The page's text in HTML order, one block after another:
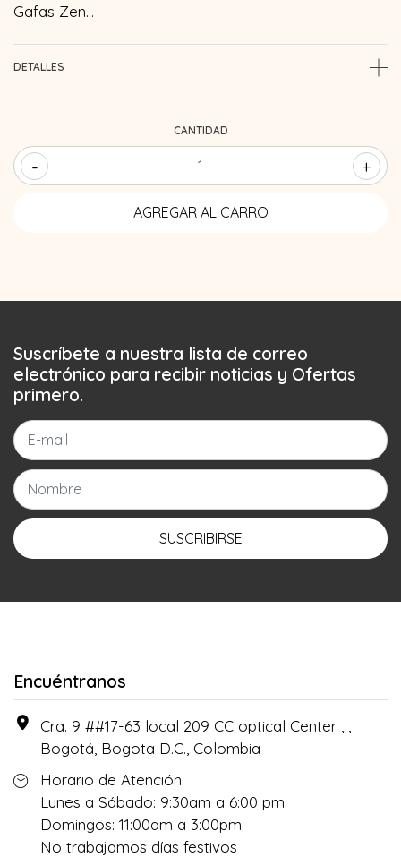
Gafas Zen…
DETALLES
CANTIDAD
- +
Suscríbete a nuestra lista de correo
electrónico para recibir noticias y Ofertas
primero.
SUSCRIBIRSE
Encuéntranos
Cra. 9 ##17-63 local 209 CC optical Center , ,
Bogotá, Bogota D.C., Colombia
Horario de Atención:
Lunes a Sábado: 9:30am a 6:00 pm.
Domingos: 11:00am a 3:00pm.
No trabajamos días festivos